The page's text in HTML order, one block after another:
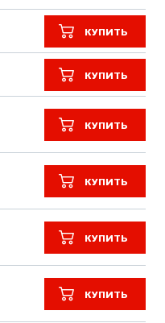
КУПИТЬ
КУПИТЬ
КУПИТЬ
КУПИТЬ
КУПИТЬ
КУПИТЬ